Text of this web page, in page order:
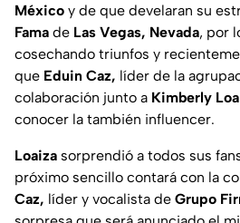
México y de que develaran su
Fama de Las Vegas, Nevada, por
cosechando triunfos y
que Eduin Caz, líder de la
colaboración junto a Kimberly
conocer la también influencer.
Loaiza sorprendió a todos sus
próximo sencillo contará con la
Caz, líder y vocalista de Grupo